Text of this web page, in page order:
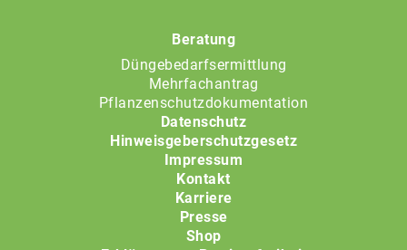
Beratung
Düngebedarfsermittlung
Mehrfachantrag
Pflanzenschutzdokumentation
Datenschutz
Hinweisgeberschutzgesetz
Impressum
Kontakt
Karriere
Presse
Shop